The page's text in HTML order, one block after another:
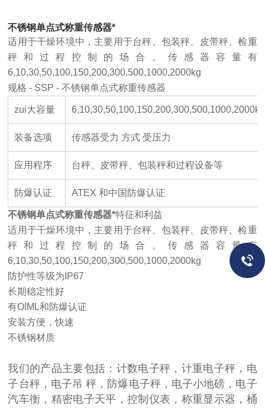
不锈钢单点式称重传感器*
适用于干燥环境中，主要用于台秤、包装秤、皮带秤、检重
秤和过程控制的场合。传感器容量有
6,10,30,50,100,150,200,300,500,1000,2000kg
规格 - SSP - 不锈钢单点式称重传感器
zui大容量 6,10,30,50,100,150,200,300,500,1000,2000kg
装备选项 传感器受力 方式 受压力
应用程序 台秤、皮带秤、包装秤和过程设备等
防爆认证 ATEX 和中国防爆认证
不锈钢单点式称重传感器*特征和利益
适用于干燥环境中，主要用于台秤、包装秤、皮带秤、检重
秤和过程控制的场合。传感器容量有
6,10,30,50,100,150,200,300,500,1000,2000kg
防护性等级为IP67
长期稳定性好
有OIML和防爆认证
安装方便，快速
不锈钢材质
我们的产品主要包括：计数电子秤，计重电子秤，电
子台秤，电子吊 秤，防爆电子秤，电子小地磅，电子
汽车衡，精密电子天平，控制仪表，称重显示器，桶